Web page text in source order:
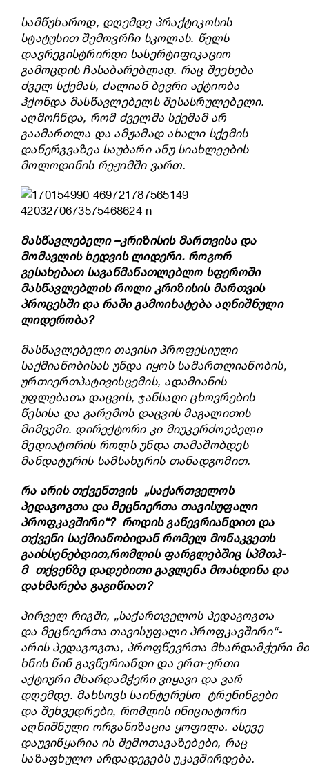
სამწუხაროდ, დღემდე პრაქტიკოსის
სტატუსით შემოვრჩი სკოლას. წელს
დავრეგისტრირდი სასერტიფიკაციო
გამოცდის ჩასაბარებლად. რაც შეეხება
ძველ სქემას, ძალიან ბევრი აქტიობა
ჰქონდა მასწავლებელს შესასრულებელი.
აღმოჩნდა, რომ ძველმა სქემამ არ
გაამართლა და ამჟამად ახალი სქემის
დანერგვაზეა საუბარიანუ სიახლეების
მოლოდინის რეჟიმში ვართ.
მასწავლებელი–კრიზისის მართვისა და
მომავლის ხედვის ლიდერი. როგორ
გესახებათ საგანმანათლებლო სფეროში
მასწავლებლის როლი კრიზისის მართვის
პროცესში და რაში გამოიხატება აღნიშნული
ლიდერობა?
მასწავლებელი თავისი პროფესიული
საქმიანობისას უნდა იყოს სამართლიანობის,
ურთიერთპატივისცემის, ადამიანის
უფლებათა დაცვის, ჯანსაღი ცხოვრების
წესისა და გარემოს დაცვის მაგალითის
მიმცემი. დირექტორი კი მიუკერძოებელი
მედიატორის როლს უნდა თამაშობდეს
მანდატურის სამსახურის თანადგომით.
რა არის თქვენთვის „საქართველოს
პედაგოგთა და მეცნიერთა თავისუფალი
პროფკავშირი“? როდის გაწევრიანდით და
თქვენი საქმიანობიდან რომელ მონაკვეთს
გაიხსენებდით,რომლის ფარგლებშიც სპმთპ-
მ თქვენზე დადებითი გავლენა მოახდინა და
დახმარება გაგიწიათ?
პირველ რიგში, „საქართველოს პედაგოგთა
და მეცნიერთა თავისუფალი პროფკავშირი“-
არის პედაგოგთა, პროფწევრთა მხარდამჭერი
ხნის წინ გავწერიანდი და ერთ-ერთი
აქტიური მხარდამჭერი ვიყავი და ვარ
დღემდე. მახსოვს საინტერესო ტრენინგები
და შეხვედრები, რომლის ინიციატორი
აღნიშნული ორგანიზაცია ყოფილა. ასევე
დაუვიწყარია ის შემოთავაზებები, რაც
საზაფხულო არდადეგებს უკავშირდება.